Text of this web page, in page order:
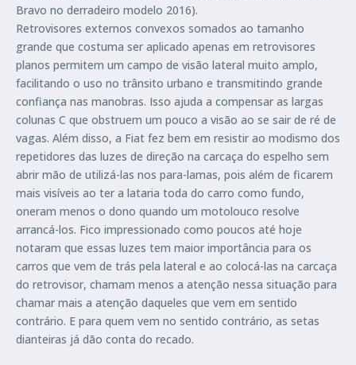
Bravo no derradeiro modelo 2016).
Retrovisores externos convexos somados ao tamanho
grande que costuma ser aplicado apenas em retrovisores
planos permitem um campo de visão lateral muito amplo,
facilitando o uso no trânsito urbano e transmitindo grande
confiança nas manobras. Isso ajuda a compensar as largas
colunas C que obstruem um pouco a visão ao se sair de ré de
vagas. Além disso, a Fiat fez bem em resistir ao modismo dos
repetidores das luzes de direção na carcaça do espelho sem
abrir mão de utilizá-las nos para-lamas, pois além de ficarem
mais visíveis ao ter a lataria toda do carro como fundo,
oneram menos o dono quando um motolouco resolve
arrancá-los. Fico impressionado como poucos até hoje
notaram que essas luzes tem maior importância para os
carros que vem de trás pela lateral e ao colocá-las na carcaça
do retrovisor, chamam menos a atenção nessa situação para
chamar mais a atenção daqueles que vem em sentido
contrário. E para quem vem no sentido contrário, as setas
dianteiras já dão conta do recado.